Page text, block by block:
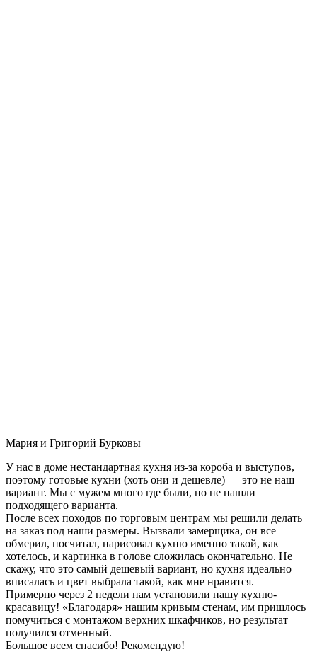
Мария и Григорий Бурковы
У нас в доме нестандартная кухня из-за короба и выступов,
поэтому готовые кухни (хоть они и дешевле) — это не наш
вариант. Мы с мужем много где были, но не нашли
подходящего варианта.
После всех походов по торговым центрам мы решили делать
на заказ под наши размеры. Вызвали замерщика, он все
обмерил, посчитал, нарисовал кухню именно такой, как
хотелось, и картинка в голове сложилась окончательно. Не
скажу, что это самый дешевый вариант, но кухня идеально
вписалась и цвет выбрала такой, как мне нравится.
Примерно через 2 недели нам установили нашу кухню-
красавицу! «Благодаря» нашим кривым стенам, им пришлось
помучиться с монтажом верхних шкафчиков, но результат
получился отменный.
Большое всем спасибо! Рекомендую!